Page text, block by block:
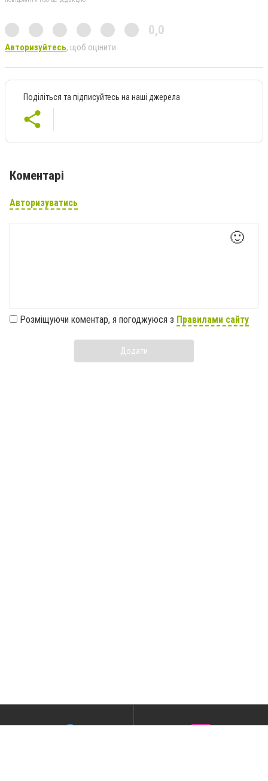
0,0
Авторизуйтесь, щоб оцінити
Поділіться та підписуйтесь на наші джерела
Коментарі
Авторизуватись
🙂
Розміщуючи коментар, я погоджуюся з Правилами сайту
Додати